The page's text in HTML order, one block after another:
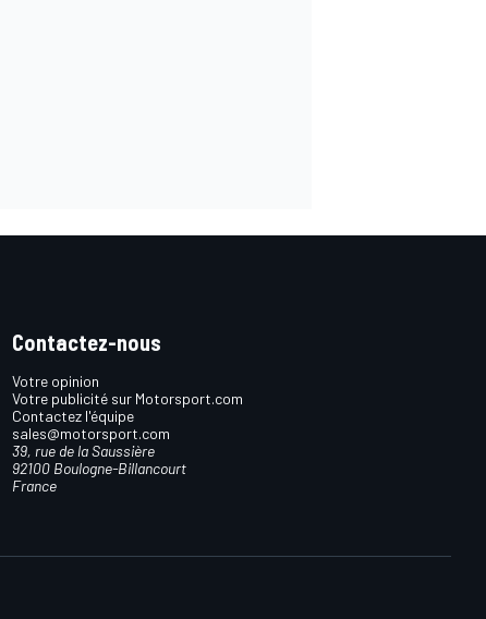
Contactez-nous
Votre opinion
Votre publicité sur Motorsport.com
Contactez l'équipe
sales@motorsport.com
39, rue de la Saussière
92100 Boulogne-Billancourt
France